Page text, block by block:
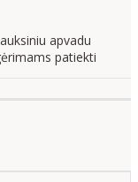
apvadu
patiekti